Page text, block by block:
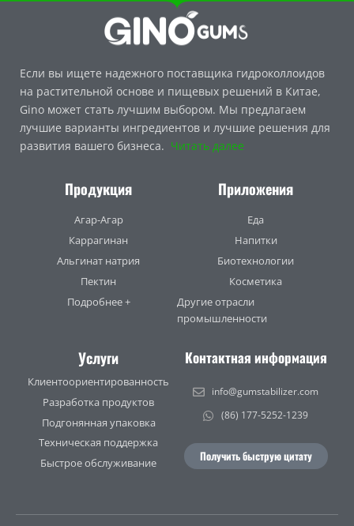
Если вы ищете надежного поставщика гидроколлоидов
на растительной основе и пищевых решений в Китае,
Gino может стать лучшим выбором. Мы предлагаем
лучшие варианты ингредиентов и лучшие решения для
развития вашего бизнеса. Читать далее
Продукция
Агар-Агар
Каррагинан
Альгинат натрия
Пектин
Подробнее +
Приложения
Еда
Напитки
Биотехнологии
Косметика
Другие отрасли
промышленности
Услуги
Клиентоориентированность
Разработка продуктов
Подгонянная упаковка
Техническая поддержка
Быстрое обслуживание
Контактная информация
info@gumstabilizer.com
(86) 177-5252-1239
Получить быструю цитату